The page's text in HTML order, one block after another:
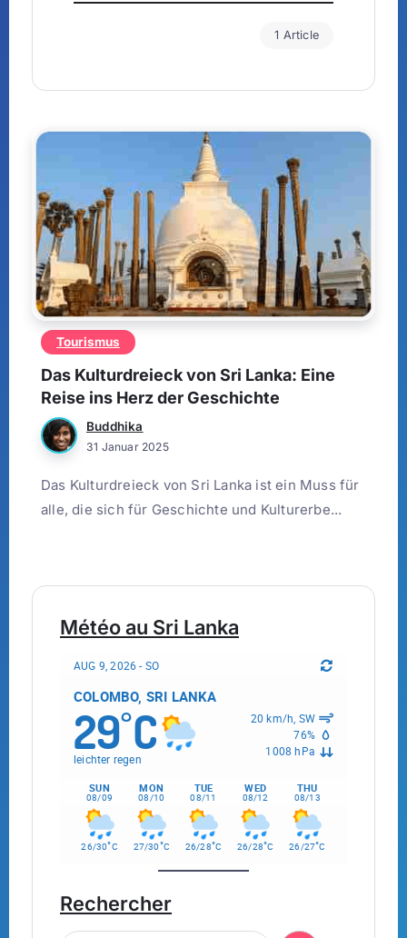
1 Article
Tourismus
Das Kulturdreieck von Sri Lanka: Eine
Reise ins Herz der Geschichte
Buddhika
31 Januar 2025
Das Kulturdreieck von Sri Lanka ist ein Muss für
alle, die sich für Geschichte und Kulturerbe...
Météo au Sri Lanka
AUG 9, 2026 - SO
COLOMBO, SRI LANKA
29°C
leichter regen
20 km/h, SW
76%
1008 hPa
SUN
08/09
MON
08/10
TUE
08/11
WED
08/12
THU
08/13
26/30°C 27/30°C 26/28°C 26/28°C 26/27°C
Rechercher